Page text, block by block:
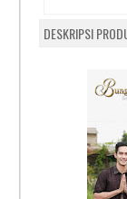
DESKRIPSI